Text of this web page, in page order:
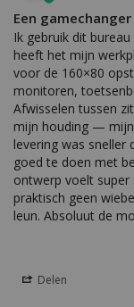
Een
Ik gebruik dit
heeft het mijn
voor de 160×80
monitoren,
Afwisselen tussen
mijn houding —
levering was sneller
goed te doen met
ontwerp voelt
praktisch geen
leun. Absoluut de
Delen